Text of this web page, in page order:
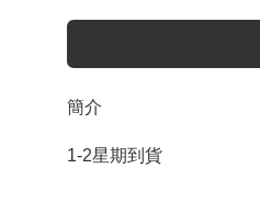
簡介
1-2星期到貨